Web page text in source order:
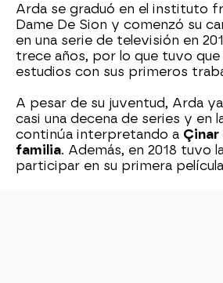
Arda se graduó en el instituto
Dame De Sion y comenzó su
en una serie de televisión en
trece años, por lo que tuvo
estudios con sus primeros
A pesar de su juventud, Arda
casi una decena de series y en
continúa interpretando a Çinar
familia. Además, en 2018 tuvo
participar en su primera